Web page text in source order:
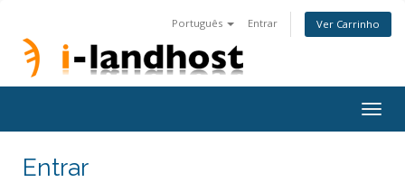
Português Entrar Ver Carrinho
Entrar